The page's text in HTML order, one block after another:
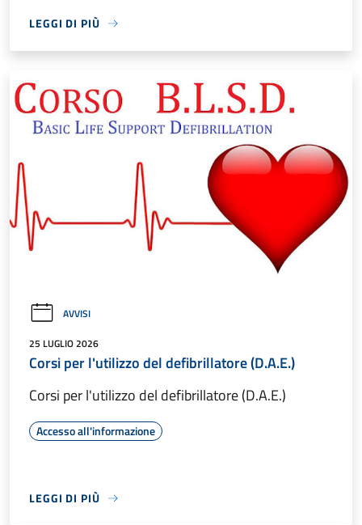
LEGGI DI PIÙ
AVVISI
25 LUGLIO 2026
Corsi per l'utilizzo del defibrillatore (D.A.E.)
Corsi per l'utilizzo del defibrillatore (D.A.E.)
Accesso all'informazione
LEGGI DI PIÙ